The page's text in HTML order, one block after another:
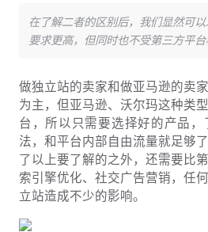
在了解二者的区别后，我们显然可
要求更高，但同时也不受第三方平台
做独立站的卖家和做亚马逊的卖
为主，但亚马逊、沃尔玛这种类
台，所以只需要选择好的产品
法，和平台内部自由流量就足够
了以上要了解的之外，还需要比
索引擎优化、社交广告营销，任
立站造成不少的影响。